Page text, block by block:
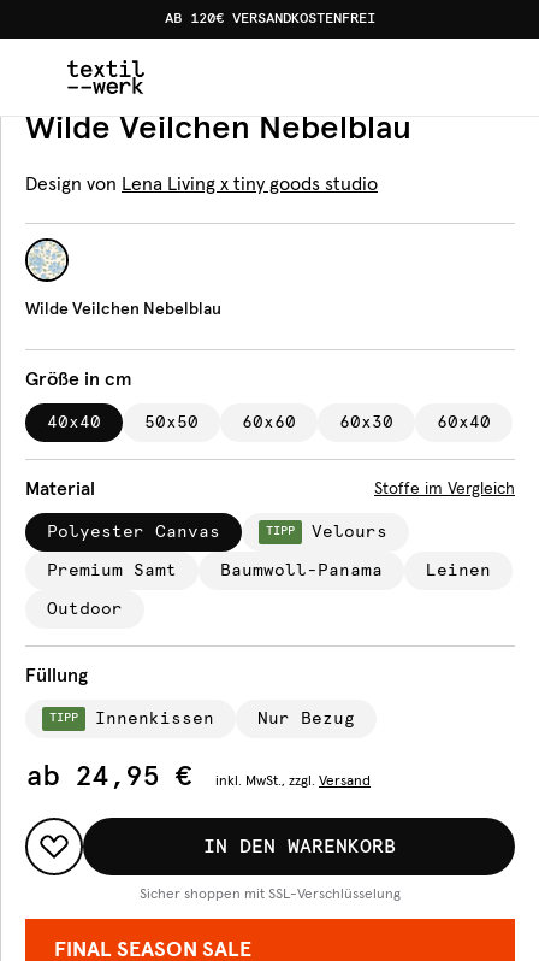
AB 120€ VERSANDKOSTENFREI
Produkte Kissen Wilde Veilchen Nebelblau
Kissen
Wilde Veilchen Nebelblau
Design von Lena Living x tiny goods studio
Wilde Veilchen Nebelblau
Größe in cm
40x40 50x50 60x60 60x30 60x40
Material Stoffe im Vergleich
Polyester Canvas TIPP Velours
Premium Samt Baumwoll-Panama Leinen
Outdoor
Füllung
TIPP Innenkissen Nur Bezug
ab 24,95 € inkl. MwSt., zzgl. Versand
IN DEN WARENKORB
Sicher shoppen mit SSL-Verschlüsselung
FINAL SEASON SALE